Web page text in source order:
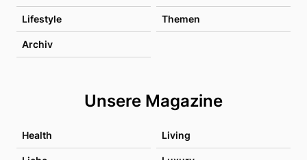
Lifestyle Themen
Archiv
Unsere Magazine
Health Living